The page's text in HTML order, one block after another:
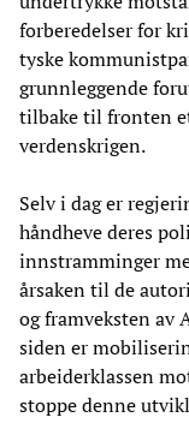
forberedelser for
tyske
grunnleggende
tilbake til fronten
verdenskrigen.
Selv i dag er
håndheve deres
innstramminger
årsaken til de
og framveksten av
siden er
arbeiderklassen
stoppe denne